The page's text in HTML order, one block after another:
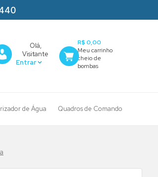
Olá,
Visitante
R$ 0,00
de Água Quadros de Comando